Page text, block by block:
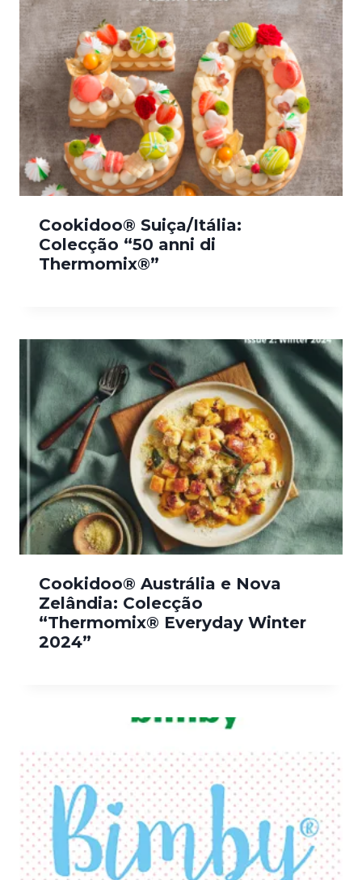
Cookidoo® Suiça/Itália:
Colecção “50 anni di
Thermomix®”
Cookidoo® Austrália e Nova
Zelândia: Colecção
“Thermomix® Everyday Winter
2024”